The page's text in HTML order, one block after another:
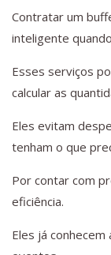
Contratar um
inteligente
Esses serviços
calcular as
Eles evitam
tenham o que
Por contar com
eficiência.
Eles já